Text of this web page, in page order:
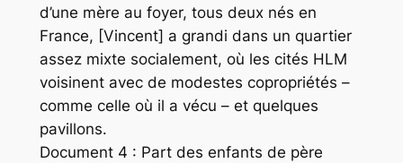
d’une mère au foyer, tous deux nés en
France, [Vincent] a grandi dans un quartier
assez mixte socialement, où les cités HLM
voisinent avec de modestes copropriétés –
comme celle où il a vécu – et quelques
pavillons.
Document 4 : Part des enfants de père